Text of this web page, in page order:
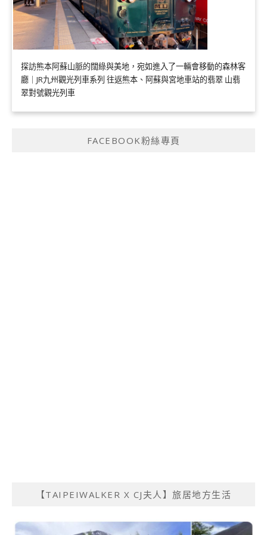
探訪熊本阿蘇山脈的闊綠與美地，宛如進入了一輛會移動的森林客
廳｜JR九州觀光列車系列 往返熊本、阿蘇與宮地車站的翡翠 山翡
翠對號觀光列車
FACEBOOK粉絲專頁
【TAIPEIWALKER X CJ夫人】旅居地方生活